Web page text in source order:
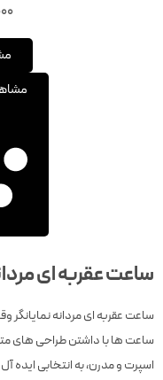
ساعت عقربه ای
ساعت عقربه ای مردانه
ساعت ها با داشتن طراحی های
اسپرت و مدرن، به انتخابی ایده